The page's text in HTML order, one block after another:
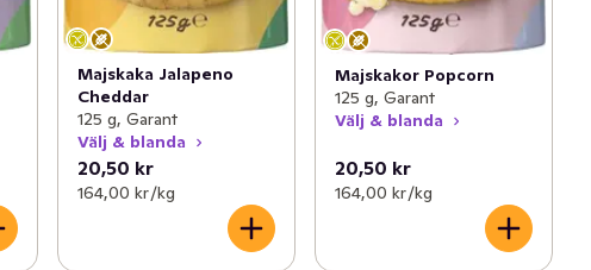
Majskaka Jalapeno
Cheddar
125 g, Garant
Välj & blanda
20,50 kr
164,00 kr /kg
Majskakor Popcorn
125 g, Garant
Välj & blanda
20,50 kr
164,00 kr /kg